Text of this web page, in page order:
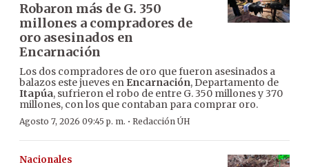
Robaron más de G. 350
millones a compradores de
oro asesinados en
Encarnación
Los dos compradores de oro que fueron asesinados a
balazos este jueves en Encarnación, Departamento de
Itapúa, sufrieron el robo de entre G. 350 millones y 370
millones, con los que contaban para comprar oro.
Agosto 7, 2026 09:45 p. m. · Redacción ÚH
Nacionales